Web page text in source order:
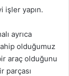
işler yapın.
ayrıca
olduğumuz
araç olduğunu
parçası